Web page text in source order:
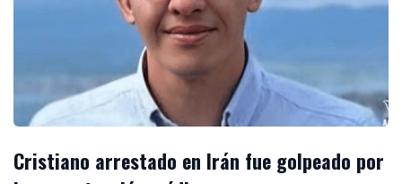
Cristiano arrestado en Irán fue golpeado por